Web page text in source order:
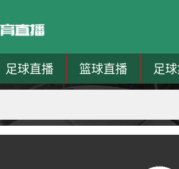
足球直播 篮球直播 足